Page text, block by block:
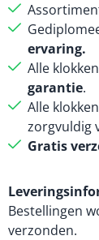
ervaring.
Alle
garantie.
Alle
zorgvuldig
Gratis
Bestellingen
verzonden.